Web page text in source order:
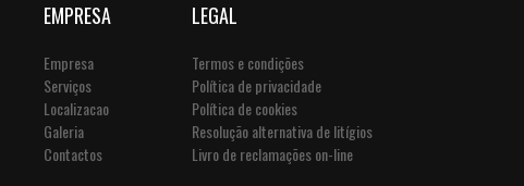
EMPRESA
Empresa
Serviços
Localizacao
Galeria
Contactos
LEGAL
Termos e condições
Política de privacidade
Política de cookies
Resolução alternativa de litígios
Livro de reclamações on-line